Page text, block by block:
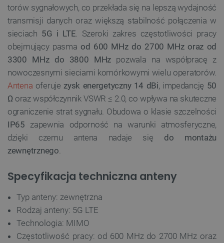
torów sygnałowych, co przekłada się na lepszą wydajność
transmisji danych oraz większą stabilność połączenia w
sieciach 5G i LTE . Szeroki zakres częstotliwości pracy
obejmujący pasma od 600 MHz do 2700 MHz oraz od
3300 MHz do 3800 MHz pozwala na współpracę z
nowoczesnymi sieciami komórkowymi wielu operatorów.
Antena oferuje zysk energetyczny 14 dBi, impedancję 50
Ω oraz współczynnik VSWR ≤ 2.0, co wpływa na skuteczne
ograniczenie strat sygnału. Obudowa o klasie szczelności
IP65 zapewnia odporność na warunki atmosferyczne,
dzięki czemu antena nadaje się do montażu
zewnętrznego
Specyfikacja techniczna anteny
Typ anteny: zewnętrzna
Rodzaj anteny: 5G LTE
Technologia: MIMO
Częstotliwość pracy: od 600 MHz do 2700 MHz oraz